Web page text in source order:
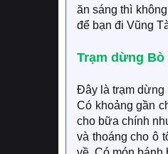
ăn sáng thì
để bạn đi Vũng
Trạm dừng
Đây là trạm dừng
Có khoảng gần
cho bữa chính
và thoáng cho ô